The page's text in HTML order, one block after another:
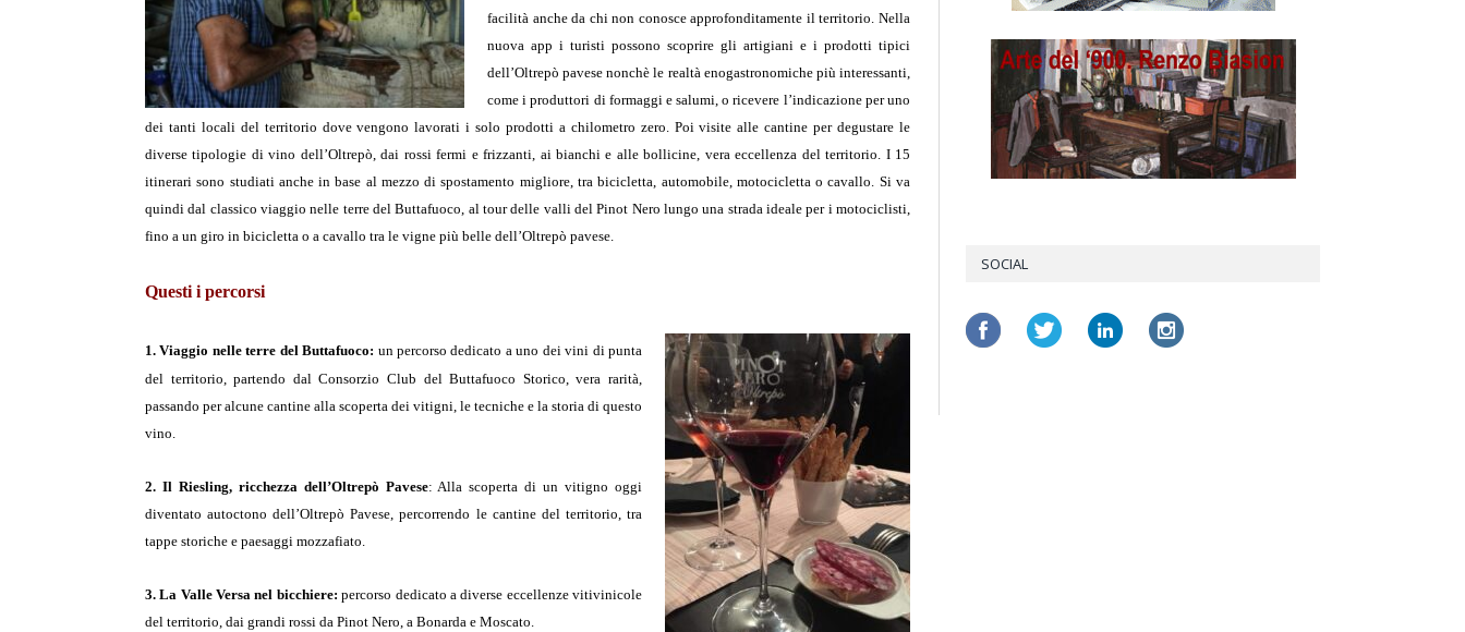
facilità anche da chi non conosce approfonditamente il territorio. Nella
nuova app i turisti possono scoprire gli artigiani e i prodotti tipici
dell’Oltrepò pavese nonchè le realtà enogastronomiche più interessanti,
come i produttori di formaggi e salumi, o ricevere l’indicazione per uno
dei tanti locali del territorio dove vengono lavorati i solo prodotti a chilometro zero. Poi visite alle cantine per degustare le
diverse tipologie di vino dell’Oltrepò, dai rossi fermi e frizzanti, ai bianchi e alle bollicine, vera eccellenza del territorio. I 15
itinerari sono studiati anche in base al mezzo di spostamento migliore, tra bicicletta, automobile, motocicletta o cavallo. Si va
quindi dal classico viaggio nelle terre del Buttafuoco, al tour delle valli del Pinot Nero lungo una strada ideale per i motociclisti,
fino a un giro in bicicletta o a cavallo tra le vigne più belle dell’Oltrepò pavese.
Questi i percorsi
1. Viaggio nelle terre del Buttafuoco: un percorso dedicato a uno dei vini di punta
del territorio, partendo dal Consorzio Club del Buttafuoco Storico, vera rarità,
passando per alcune cantine alla scoperta dei vitigni, le tecniche e la storia di questo
vino.
2. Il Riesling, ricchezza dell’Oltrepò Pavese: Alla scoperta di un vitigno oggi
diventato autoctono dell’Oltrepò Pavese, percorrendo le cantine del territorio, tra
tappe storiche e paesaggi mozzafiato.
3. La Valle Versa nel bicchiere: percorso dedicato a diverse eccellenze vitivinicole
del territorio, dai grandi rossi da Pinot Nero, a Bonarda e Moscato.
SOCIAL